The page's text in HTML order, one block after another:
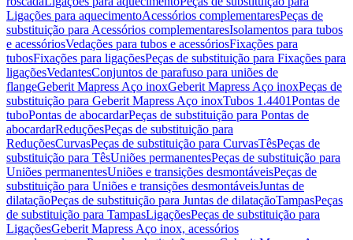
Ligações para aquecimentoAcessórios complementaresPeças de
substituição para Acessórios complementaresIsolamentos para tubos
e acessóriosVedações para tubos e acessóriosFixações para
tubosFixações para ligaçõesPeças de substituição para Fixações para
ligaçõesVedantesConjuntos de parafuso para uniões de
flangeGeberit Mapress Aço inoxGeberit Mapress Aço inoxPeças de
substituição para Geberit Mapress Aço inoxTubos 1.4401Pontas de
tuboPontas de abocardarPeças de substituição para Pontas de
abocardarReduçõesPeças de substituição para
ReduçõesCurvasPeças de substituição para CurvasTêsPeças de
substituição para TêsUniões permanentesPeças de substituição para
Uniões permanentesUniões e transições desmontáveisPeças de
substituição para Uniões e transições desmontáveisJuntas de
dilataçãoPeças de substituição para Juntas de dilataçãoTampasPeças
de substituição para TampasLigaçõesPeças de substituição para
LigaçõesGeberit Mapress Aço inox, acessórios